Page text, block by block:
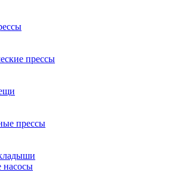
прессы
прессы
насосы